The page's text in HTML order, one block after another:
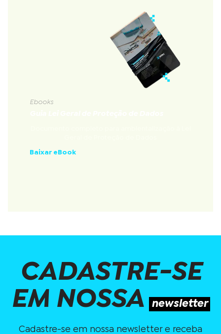
Ebooks
Baixar eBook
CADASTRE-SE
EM NOSSA newsletter
Cadastre-se em nossa newsletter e receba